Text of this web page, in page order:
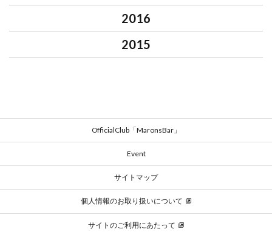
2016
2015
OfficialClub「MaronsBar」
Event
サイトマップ
個人情報のお取り扱いについて
サイトのご利用にあたって